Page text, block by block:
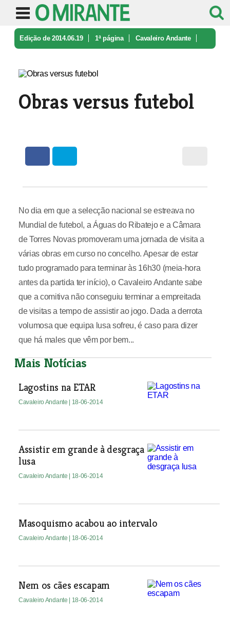
Edição de 2014.06.19 1ª página Cavaleiro Andante
Obras versus futebol
No dia em que a selecção nacional se estreava no
Mundial de futebol, a Águas do Ribatejo e a Câmara
de Torres Novas promoveram uma jornada de visita a
várias obras em curso no concelho. Apesar de estar
tudo programado para terminar às 16h30 (meia-hora
antes da partida ter início), o Cavaleiro Andante sabe
que a comitiva não conseguiu terminar a empreitada
de visitas a tempo de assistir ao jogo. Dada a derrota
volumosa que equipa lusa sofreu, é caso para dizer
que há males que vêm por bem...
Mais Notícias
Lagostins na ETAR
Cavaleiro Andante | 18-06-2014
Assistir em grande à desgraça
lusa
Cavaleiro Andante | 18-06-2014
Masoquismo acabou ao intervalo
Cavaleiro Andante | 18-06-2014
Nem os cães escapam
Cavaleiro Andante | 18-06-2014